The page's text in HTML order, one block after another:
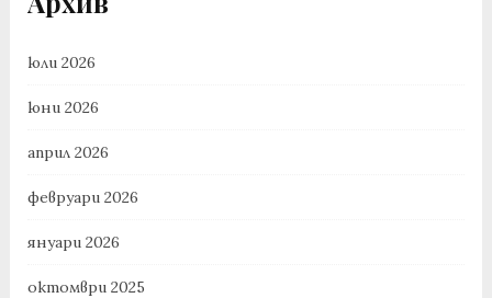
юли 2026
юни 2026
април 2026
февруари 2026
януари 2026
октомври 2025